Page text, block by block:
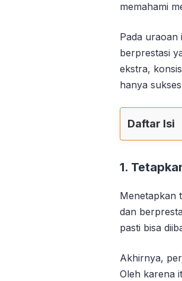
memahami
Pada uraoan
berprestasi
ekstra,
hanya
Daftar Isi
1.
Menetapkan
dan
pasti bisa
Akhirnya,
Oleh karena